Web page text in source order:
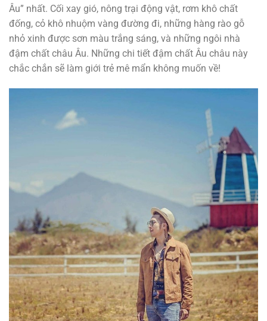
Âu” nhất. Cối xay gió, nông trại động vật, rơm khô chất
đống, cỏ khô nhuộm vàng đường đi, những hàng rào gỗ
nhỏ xinh được sơn màu trắng sáng, và những ngôi nhà
đậm chất châu Âu. Những chi tiết đậm chất Âu châu này
chắc chắn sẽ làm giới trẻ mê mẩn không muốn về!